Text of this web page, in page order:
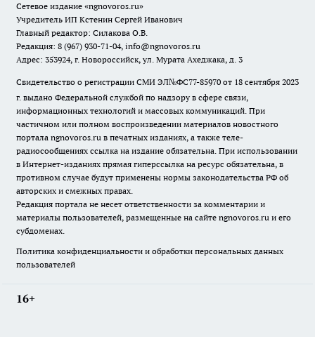
Сетевое издание «ngnovoros.ru»
Учредитель ИП Кстенин Сергей Иванович
Главный редактор: Силакова О.В.
Редакция: 8 (967) 930-71-04, info@ngnovoros.ru
Адрес: 353924, г. Новороссийск, ул. Мурата Ахеджака, д. 3
Свидетельство о регистрации СМИ ЭЛ№ФС77-85970 от 18 сентября 2023
г. выдано Федеральной службой по надзору в сфере связи,
информационных технологий и массовых коммуникаций. При
частичном или полном воспроизведении материалов новостного
портала ngnovoros.ru в печатных изданиях, а также теле-
радиосообщениях ссылка на издание обязательна. При использовании
в Интернет-изданиях прямая гиперссылка на ресурс обязательна, в
противном случае будут применены нормы законодательства РФ об
авторских и смежных правах.
Редакция портала не несет ответственности за комментарии и
материалы пользователей, размещенные на сайте ngnovoros.ru и его
субдоменах.
Политика конфиденциальности и обработки персональных данных
пользователей
16+